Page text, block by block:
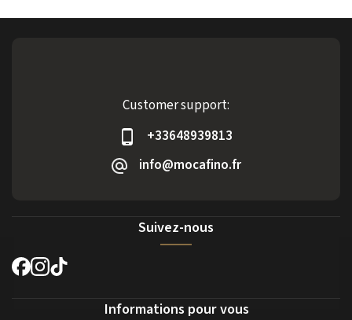
Customer support:
+33648939813
info@mocafino.fr
Suivez-nous
Informations pour vous